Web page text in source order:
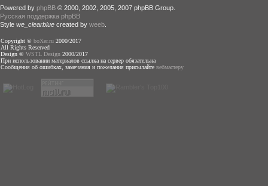
Powered by phpBB © 2000, 2002, 2005, 2007 phpBB Group.
Русская поддержка phpBB
Style we_clearblue created by weeb
Copyright © boXer.ru 2000/2017
All Rights Reserved
Design © WSTL Design 2000/2017
При использовании материалов ссылка на сервер обязательна
Сообщения об ошибках, замечания и пожелания присылайте вебмастеру